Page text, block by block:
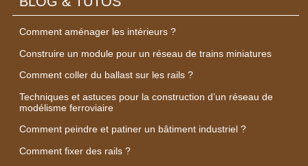
Comment aménager les intérieurs ?
Construire un module pour un réseau de trains miniatures
Comment coller du ballast sur les rails ?
Techniques et astuces pour la construction d’un réseau de
modélisme ferroviaire
Comment peindre et patiner un bâtiment industriel ?
Comment fixer des rails ?